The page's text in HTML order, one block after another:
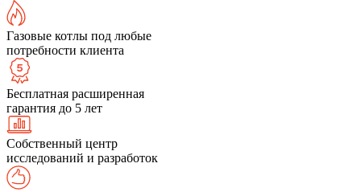
Газовые котлы под любые
потребности клиента
Бесплатная расширенная
гарантия до 5 лет
Собственный центр
исследований и разработок